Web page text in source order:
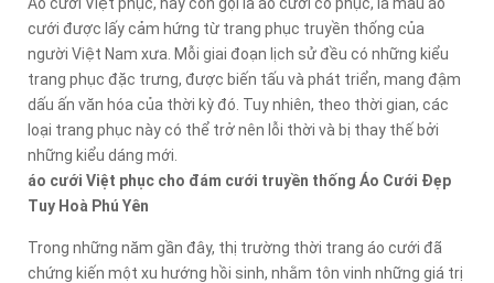
cưới được lấy cảm hứng từ trang phục truyền thống của
người Việt Nam xưa. Mỗi giai đoạn lịch sử đều có những kiểu
trang phục đặc trưng, được biến tấu và phát triển, mang đậm
dấu ấn văn hóa của thời kỳ đó. Tuy nhiên, theo thời gian, các
loại trang phục này có thể trở nên lỗi thời và bị thay thế bởi
những kiểu dáng mới.
áo cưới Việt phục cho đám cưới truyền thống Áo Cưới Đẹp
Tuy Hoà Phú Yên
Trong những năm gần đây, thị trường thời trang áo cưới đã
chứng kiến một xu hướng hồi sinh, nhằm tôn vinh những giá trị